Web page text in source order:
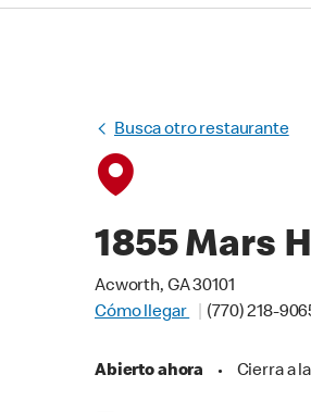
Busca otro restaurante
1855 Mars
Acworth, GA 30101
Cómo llegar
(770) 218-
Abierto ahora • Cierra a